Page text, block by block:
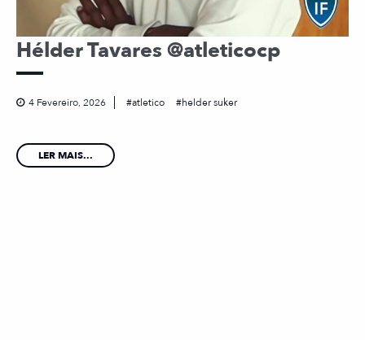
Hélder Tavares @atleticocp
4 Fevereiro, 2026 atletico helder suker
LER MAIS...